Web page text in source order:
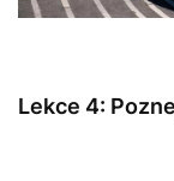
Lekce 4: